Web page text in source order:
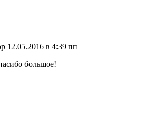
12.05.2016 в 4:39 пп
большое!